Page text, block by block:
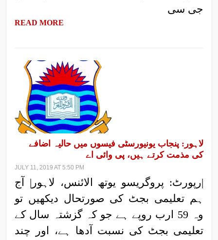
جی سی
READ MORE
لاہور: پنجاب یونیورسٹی فیسوں میں حالیہ اضافے
کی مذمت کرتے ہیں، پی وائی اے
JULY 11, 2019 AT 5:50 PM
|رپورٹ: پروگریسو یوتھ الائنس، لاہور| آج
ہم تعلیمی بجٹ کی صورتحال دیکھیں تو
وہ 59 ارب روپے ہے جو کہ گزشتہ سال کے
تعلیمی بجٹ کی نسبت آدھا ہے، اور چند